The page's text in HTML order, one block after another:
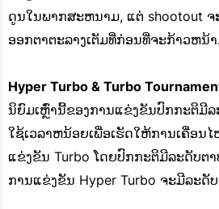
ດູນ​ໃນ​ພາກ​ສະ​ຫນາມ​, ແຕ່ shootout
ອອກ​ຕາ​ຕະ​ລາງ​ເຕັມ​ທີ່​ກ່ອນ​ທີ່​ຈະ​ກ້າວ​ຫນ້
Hyper Turbo & Turbo
ນິຍົມເຫຼົ່ານີ້ຂອງການແຂ່ງຂັນປົກກະຕິມີ
ໃຊ້ເວລາຫນ້ອຍເພື່ອເຮັດໃຫ້ການເຄື່ອນ
ແຂ່ງຂັນ Turbo ໂດຍປົກກະຕິມີລະດັບຕ
ການແຂ່ງຂັນ Hyper Turbo ຈະມີລະດັ